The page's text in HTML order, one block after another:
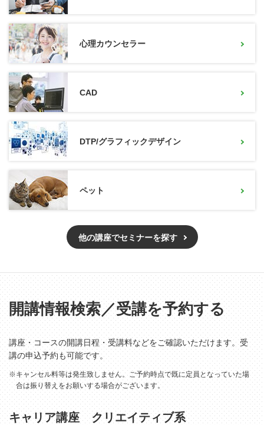
心理カウンセラー
CAD
DTP/グラフィックデザイン
ペット
他の講座でセミナーを探す
開講情報検索／受講を予約する
講座・コースの開講日程・受講料などをご確認いただけます。受
講の申込予約も可能です。
※キャンセル料等は発生致しません。ご予約時点で既に定員となっていた場
合は振り替えをお願いする場合がございます。
キャリア講座 クリエイティブ系